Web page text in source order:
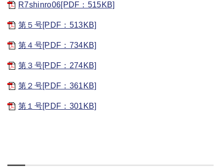
R7shinro06[PDF：515KB]
第５号[PDF：513KB]
第４号[PDF：734KB]
第３号[PDF：274KB]
第２号[PDF：361KB]
第１号[PDF：301KB]